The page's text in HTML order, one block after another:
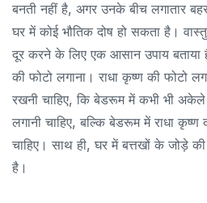
बनती नहीं है, अगर उनके बीच लगातार
घर में कोई भौतिक दोष हो सकता है।
दूर करने के लिए एक आसान उपाय बताया
की फोटो लगाना। राधा कृष्ण की फोटो
रखनी चाहिए, कि बेडरूम में कभी भी अकेले
लगानी चाहिए, बल्कि बेडरूम में राधा कृष्ण
चाहिए। साथ ही, घर में बत्तखों के जोड़े की
है।